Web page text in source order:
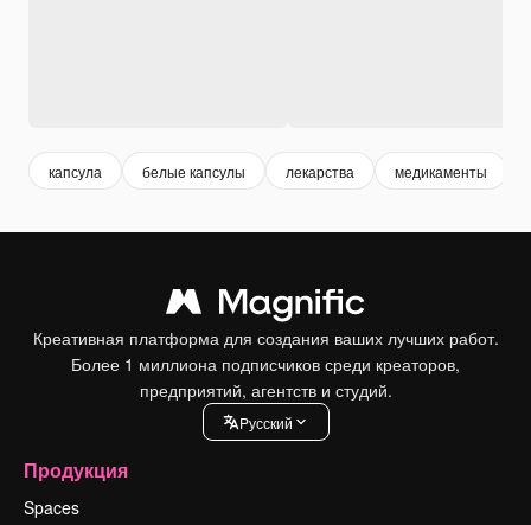
капсула белые капсулы лекарства медикаменты
Креативная платформа для создания ваших лучших работ.
Более 1 миллиона подписчиков среди креаторов,
предприятий, агентств и студий.
Pусский
Продукция
Spaces